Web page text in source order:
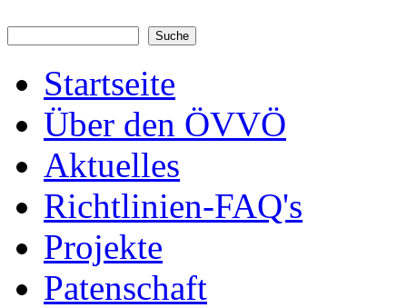
Startseite
Über den ÖVVÖ
Aktuelles
Richtlinien-FAQ's
Projekte
Patenschaft